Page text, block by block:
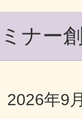
ナー
2026年9